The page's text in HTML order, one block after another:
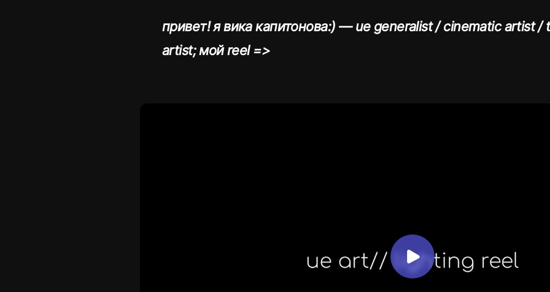
привет! я вика капитонова:) — ue generalist / cinematic artist /
artist; мой reel =>